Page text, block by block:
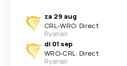
za 29 aug
CRL-WRO· Direct
Ryanair
di 01 sep
WRO-CRL· Direct
Ryanair